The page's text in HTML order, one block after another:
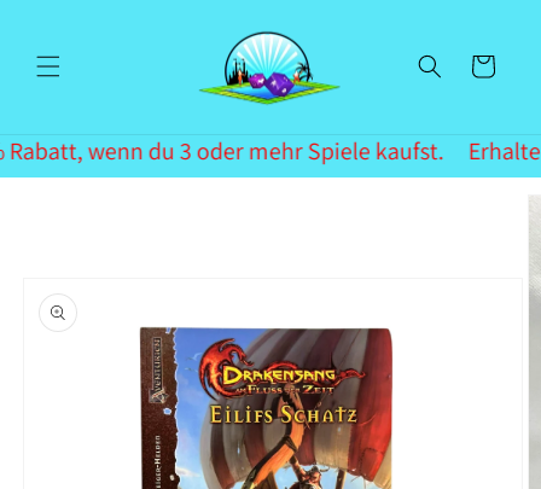
Warenkorb
wenn du 3 oder mehr Spiele kaufst.